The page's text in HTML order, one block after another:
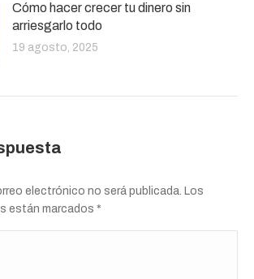
Cómo hacer crecer tu dinero sin
arriesgarlo todo
19 agosto, 2025
electrónico no será publicada. Los
están marcados *